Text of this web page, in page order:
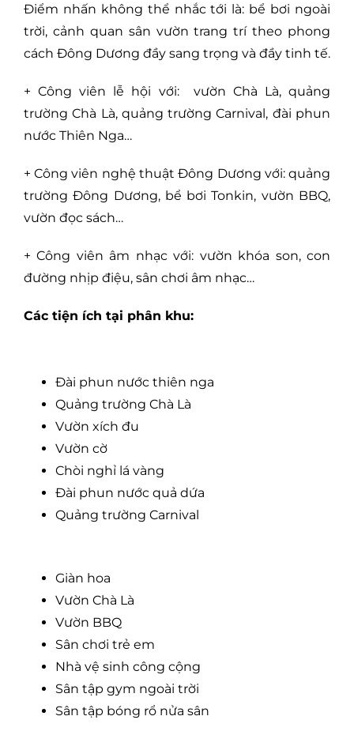
Điểm nhấn không thể nhắc tới là: bể bơi ngoài
trời, cảnh quan sân vườn trang trí theo phong
cách Đông Dương đầy sang trọng và đầy tinh tế.
+ Công viên lễ hội với: vườn Chà Là, quảng
trường Chà Là, quảng trường Carnival, đài phun
nước Thiên Nga…
+ Công viên nghệ thuật Đông Dương với: quảng
trường Đông Dương, bể bơi Tonkin, vườn BBQ,
vườn đọc sách…
+ Công viên âm nhạc với: vườn khóa son, con
đường nhịp điệu, sân chơi âm nhạc…
Các tiện ích tại phân khu:
Đài phun nước thiên nga
Quảng trường Chà Là
Vườn xích đu
Vườn cờ
Chòi nghỉ lá vàng
Đài phun nước quả dứa
Quảng trường Carnival
Giàn hoa
Vườn Chà Là
Vườn BBQ
Sân chơi trẻ em
Nhà vệ sinh công cộng
Sân tập gym ngoài trời
Sân tập bóng rổ nửa sân